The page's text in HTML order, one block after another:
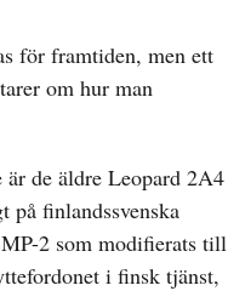
för framtiden, men ett
om hur man
de äldre Leopard 2A4
på finlandssvenska
2 som modifierats till
i finsk tjänst,